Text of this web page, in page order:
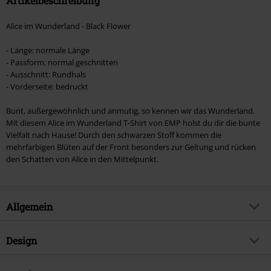
Alice im Wunderland - Black Flower
- Länge: normale Länge
- Passform: normal geschnitten
- Ausschnitt: Rundhals
- Vorderseite: bedruckt
Bunt, außergewöhnlich und anmutig, so kennen wir das Wunderland.
Mit diesem Alice im Wunderland T-Shirt von EMP holst du dir die bunte
Vielfalt nach Hause! Durch den schwarzen Stoff kommen die
mehrfarbigen Blüten auf der Front besonders zur Geltung und rücken
den Schatten von Alice in den Mittelpunkt.
Allgemein
Artikelnummer:
Design